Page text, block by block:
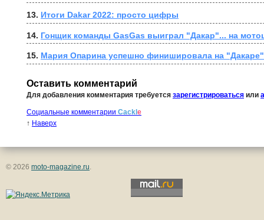
13. Итоги Dakar 2022: просто цифры
14. Гонщик команды GasGas выиграл "Дакар"... на
15. Мария Опарина успешно финишировала на "Дакаре"
Оставить комментарий
Для добавления комментария требуется зарегистрироваться или
Социальные комментарии Cackl e
↑ Наверх
© 2026 moto-magazine.ru.